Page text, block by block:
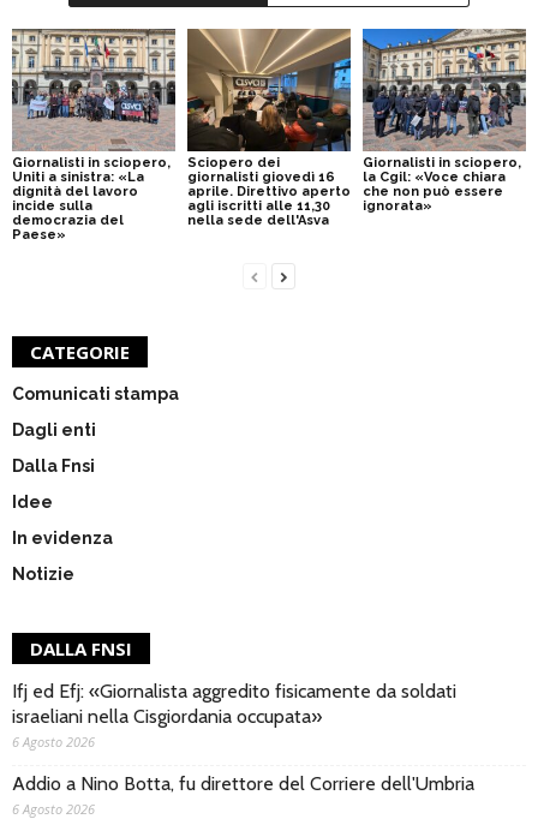
Giornalisti in sciopero,
Uniti a sinistra: «La
dignità del lavoro
incide sulla
democrazia del
Paese»
Sciopero dei
giornalisti giovedì 16
aprile. Direttivo aperto
agli iscritti alle 11,30
nella sede dell'Asva
Giornalisti in sciopero,
la Cgil: «Voce chiara
che non può essere
ignorata»
CATEGORIE
Comunicati stampa
Dagli enti
Dalla Fnsi
Idee
In evidenza
Notizie
DALLA FNSI
Ifj ed Efj: «Giornalista aggredito fisicamente da soldati
israeliani nella Cisgiordania occupata»
6 Agosto 2026
Addio a Nino Botta, fu direttore del Corriere dell'Umbria
6 Agosto 2026